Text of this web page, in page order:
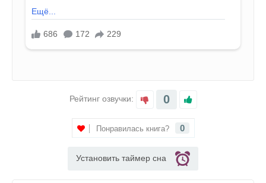
Рейтинг озвучки: 0
Понравилась книга? 0
Установить таймер сна